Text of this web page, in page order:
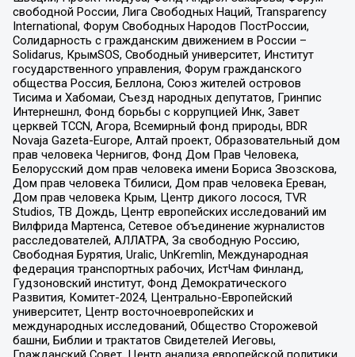
свободной России, Лига Свободных Наций, Transparеncy
International, Форум Свободных Народов ПостРоссии,
Солидарность с гражданским движением в России –
Solidarus, КрымSOS, Свободный университет, Институт
государственного управления, Форум гражданского
общества Россия, Беллона, Союз жителей островов
Тисима и Хабомаи, Съезд народных депутатов, Гринпис
Интернешнл, Фонд борьбы с коррупцией Инк, Завет
церквей TCCN, Агора, Всемирный фонд природы, BDR
Novaja Gazeta-Europe, Алтай проект, Образовательный дом
прав человека Чернигов, Фонд Дом Прав Человека,
Белорусский дом прав человека имени Бориса Звозскова,
Дом прав человека Тбилиси, Дом прав человека Ереван,
Дом прав человека Крым, Центр дикого лосося, TVR
Studios, ТВ Дождь, Центр европейских исследований им
Вилфрида Мартенса, Сетевое объединение журналистов
расследователей, АЛЛАТРА, За свободную Россию,
Свободная Бурятия, Uralic, UnKremlin, Международная
федерация транспортных рабочих, ИстЧам Финланд,
Гудзоновский институт, Фонд Демократического
Развития, Комитет-2024, Центрально-Европейский
университет, Центр восточноевропейских и
международных исследований, Общество Сторожевой
башни, Библии и трактатов Свидетелей Иеговы,